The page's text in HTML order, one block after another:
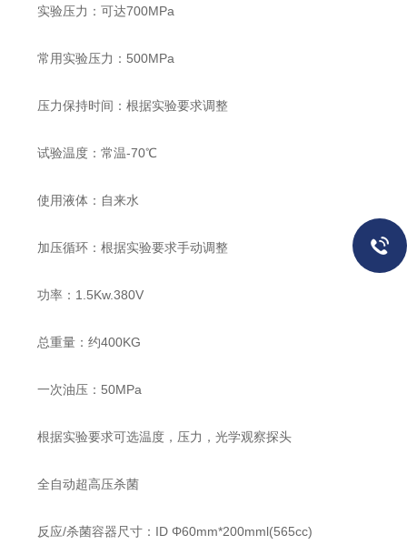
实验压力：可达700MPa
常用实验压力：500MPa
压力保持时间：根据实验要求调整
试验温度：常温-70℃
使用液体：自来水
加压循环：根据实验要求手动调整
功率：1.5Kw.380V
总重量：约400KG
一次油压：50MPa
根据实验要求可选温度，压力，光学观察探头
全自动超高压杀菌
反应/杀菌容器尺寸：ID Φ60mm*200mml(565cc)